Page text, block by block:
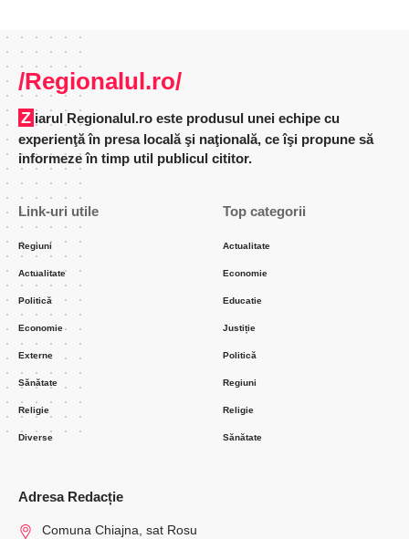
/Regionalul.ro/
Ziarul Regionalul.ro este produsul unei echipe cu
experienţă în presa locală şi naţională, ce îşi propune să
informeze în timp util publicul cititor.
Link-uri utile
Regiuni
Actualitate
Politică
Economie
Externe
Sănătate
Religie
Diverse
Top categorii
Actualitate
Economie
Educatie
Justiție
Politică
Regiuni
Religie
Sănătate
Adresa Redacție
Comuna Chiajna, sat Rosu